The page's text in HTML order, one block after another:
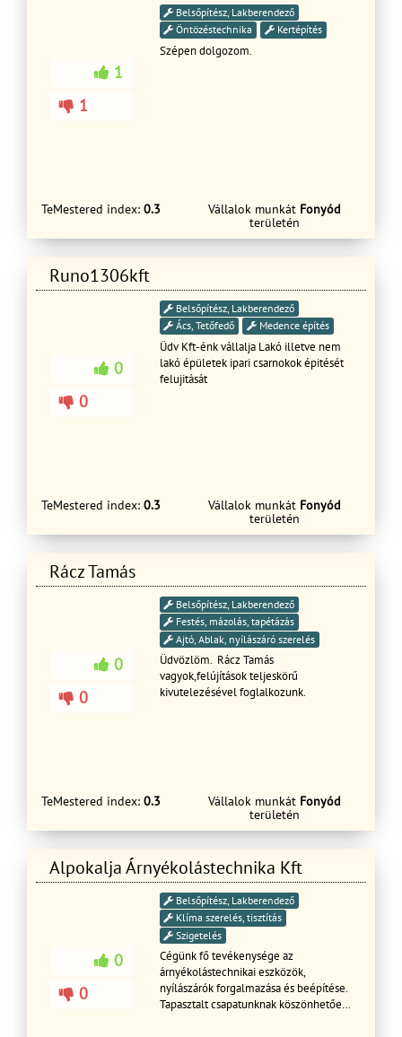
1
1
Belsőpítész, Lakberendező
Öntözéstechnika
Kertépítés
Szépen dolgozom.
TeMestered index: 0.3 Vállalok munkát Fonyód
területén
Runo1306kft
0
0
Belsőpítész, Lakberendező
Ács, Tetőfedő
Medence építés
Üdv Kft-énk vállalja Lakó illetve nem
lakó épületek ipari csarnokok épitését
felujitását
TeMestered index: 0.3 Vállalok munkát Fonyód
területén
Rácz Tamás
0
0
Belsőpítész, Lakberendező
Festés, mázolás, tapétázás
Ajtó, Ablak, nyílászáró szerelés
Üdvözlöm. Rácz Tamás
vagyok,felújítások teljeskörű
kivutelezésével foglalkozunk.
TeMestered index: 0.3 Vállalok munkát Fonyód
területén
Alpokalja Árnyékolástechnika Kft
0
0
Belsőpítész, Lakberendező
Klíma szerelés, tisztítás
Szigetelés
Cégünk fő tevékenysége az
árnyékolástechnikai eszközök,
nyílászárók forgalmazása és beépítése.
Tapasztalt csapatunknak köszönhetően